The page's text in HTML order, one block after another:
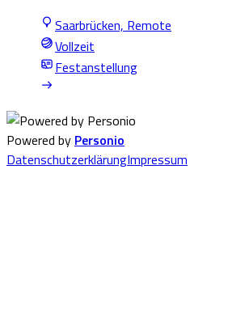
Saarbrücken, Remote
Vollzeit
Festanstellung
Powered by Personio
DatenschutzerklärungImpressum